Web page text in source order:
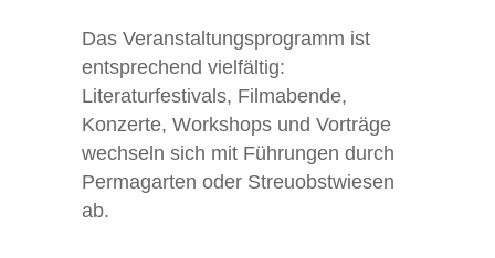
Das Veranstaltungsprogramm ist
entsprechend vielfältig:
Literaturfestivals, Filmabende,
Konzerte, Workshops und Vorträge
wechseln sich mit Führungen durch
Permagarten oder Streuobstwiesen
ab.